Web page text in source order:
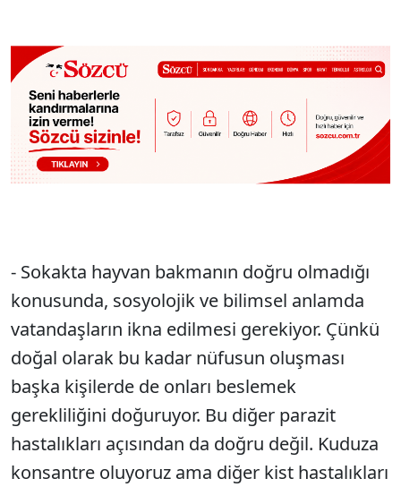
- Sokakta hayvan bakmanın doğru olmadığı
konusunda, sosyolojik ve bilimsel anlamda
vatandaşların ikna edilmesi gerekiyor. Çünkü
doğal olarak bu kadar nüfusun oluşması
başka kişilerde de onları beslemek
gerekliliğini doğuruyor. Bu diğer parazit
hastalıkları açısından da doğru değil. Kuduza
konsantre oluyoruz ama diğer kist hastalıkları